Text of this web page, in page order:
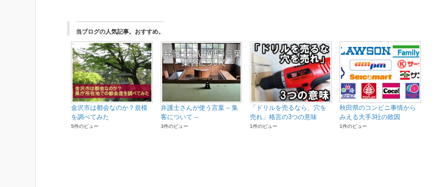
) ィ
ン
ド
ウ
で
開
き
ま
す
)
当ブログの人気記事。おすすめ。
金沢市は都会なのか？規模
を調べてみた
5件のビュー
弁護士さんが使う言葉 – 集
客について –
3件のビュー
「ドリルを売るなら、穴を
売れ」格言の3つの意味
1件のビュー
秋田県のコンビニ事情から
みえる大手3社の敗因
1件のビュー